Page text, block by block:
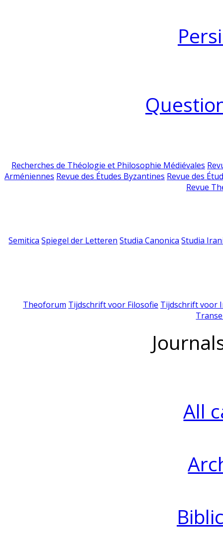
Recherches de Théologie et Philosophie Médiévales
Arméniennes Revue des Études Byzantines Revue des
Revue
Semitica Spiegel der Letteren Studia Canonica Studia
Theoforum Tijdschrift voor Filosofie Tijdschrift voor
All